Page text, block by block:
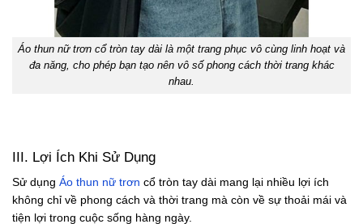
Áo thun nữ trơn cổ tròn tay dài là một trang phục vô cùng linh hoạt và
đa năng, cho phép bạn tạo nên vô số phong cách thời trang khác
nhau.
III. Lợi Ích Khi Sử Dụng
Sử dụng Áo thun nữ trơn cổ tròn tay dài mang lại nhiều lợi ích
không chỉ về phong cách và thời trang mà còn về sự thoải mái và
tiện lợi trong cuộc sống hàng ngày.